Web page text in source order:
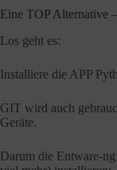
Eine TOP Alternative
Los geht es:
Installiere die APP
GIT wird auch
Geräte.
Darum die Entware-